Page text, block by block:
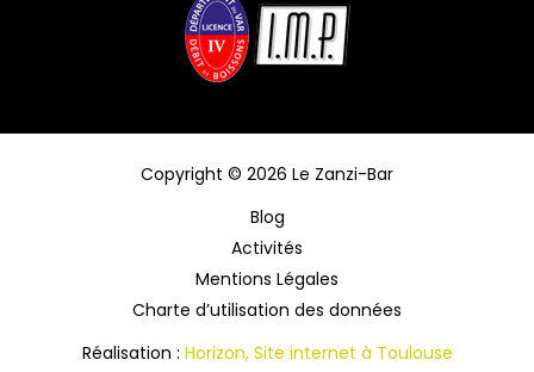
Copyright © 2026 Le Zanzi-Bar
Blog
Activités
Mentions Légales
Charte d’utilisation des données
Réalisation : Horizon, Site internet à Toulouse